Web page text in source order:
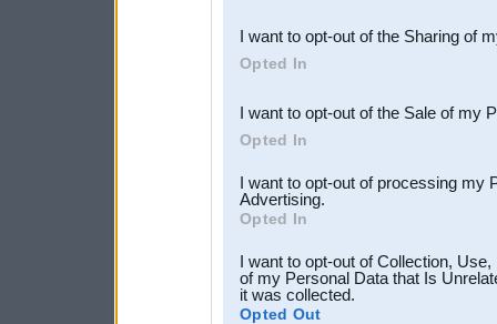
Downstream Participants
third parties.
I want to opt-out of the Sharing of
Opted In
I want to opt-out of the Sale of my
Opted In
I want to opt-out of processing my
Advertising.
Opted In
I want to opt-out of Collection,
of my Personal Data that Is
it was collected.
Opted Out